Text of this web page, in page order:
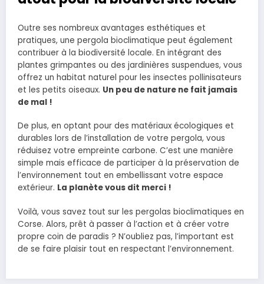
Outre ses nombreux avantages esthétiques et
pratiques, une pergola bioclimatique peut également
contribuer à la biodiversité locale. En intégrant des
plantes grimpantes ou des jardinières suspendues, vous
offrez un habitat naturel pour les insectes pollinisateurs
et les petits oiseaux. Un peu de nature ne fait jamais
de mal !
De plus, en optant pour des matériaux écologiques et
durables lors de l’installation de votre pergola, vous
réduisez votre empreinte carbone. C’est une manière
simple mais efficace de participer à la préservation de
l’environnement tout en embellissant votre espace
extérieur. La planète vous dit merci !
Voilà, vous savez tout sur les pergolas bioclimatiques en
Corse. Alors, prêt à passer à l’action et à créer votre
propre coin de paradis ? N’oubliez pas, l’important est
de se faire plaisir tout en respectant l’environnement.